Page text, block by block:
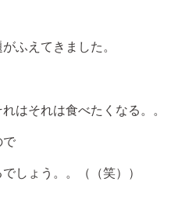
ふえてきました。
はそれは食べたくなる。。
で
しょう。。（（笑））